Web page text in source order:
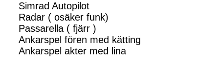
Simrad Autopilot
Radar ( osäker funk)
Passarella ( fjärr )
Ankarspel fören med kätting
Ankarspel akter med lina